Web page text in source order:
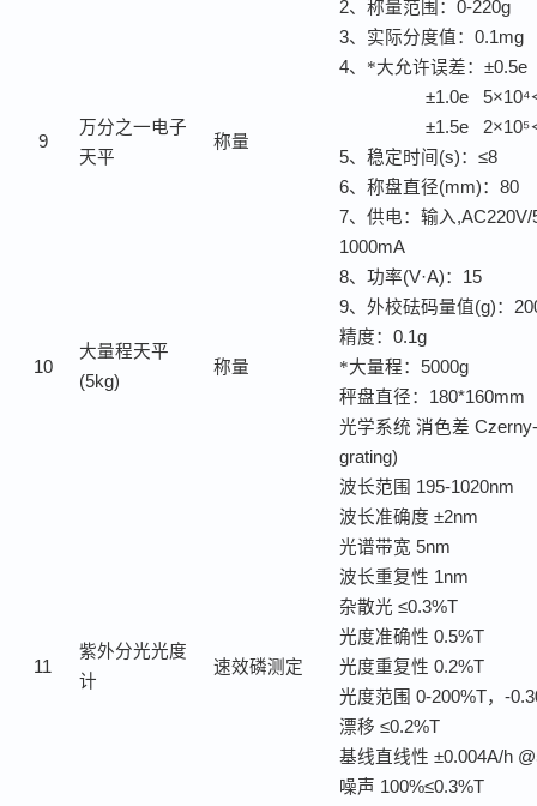
9
万分之一电子
天平
称量
2、称量范围： 0-220g
3、实际分度值： 0.1mg
4、*大允许误差： ±0.5e
±1.0e 5×10⁴
±1.5e 2×10⁵
5、稳定时间 (s)： ≤8
6、称盘直径(mm)： 80
7、供电：输入
1000mA
8、功率(V·A)： 15
9、外校砝码量值(g)：
10
大量程天平
(5kg)
称量
精度： 0.1g
*大量程： 5000g
秤盘直径： 180*160mm
11
紫外分光光度
计
速效磷测定
光学系统 消色差
grating)
波长范围 195-1020nm
波长准确度 ±2nm
光谱带宽 5nm
波长重复性 1nm
杂散光 ≤0.3%T
光度准确性 0.5%T
光度重复性 0.2%T
光度范围 0-200%T， -
漂移 ≤0.2%T
基线直线性 ±0.004A/h
噪声 100%≤0.3%T